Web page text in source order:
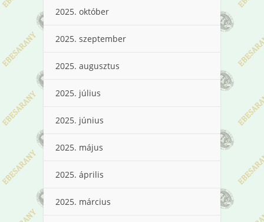
2025. október
2025. szeptember
2025. augusztus
2025. július
2025. június
2025. május
2025. április
2025. március